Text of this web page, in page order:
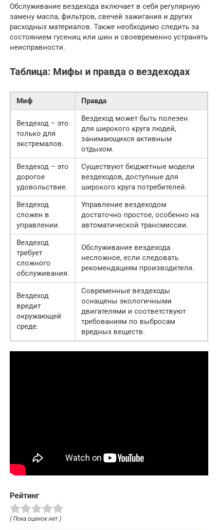
Обслуживание вездехода включает в себя регулярную
замену масла, фильтров, свечей зажигания и других
расходных материалов. Также необходимо следить за
состоянием гусениц или шин и своевременно устранять
неисправности.
Таблица: Мифы и правда о вездеходах
Миф Правда
Вездеход – это
только для
экстремалов.
Вездеход может быть полезен
для широкого круга людей,
занимающихся активным
отдыхом.
Вездеход – это
дорогое
удовольствие.
Существуют бюджетные модели
вездеходов, доступные для
широкого круга потребителей.
Вездеход
сложен в
управлении.
Управление вездеходом
достаточно простое, особенно на
автоматической трансмиссии.
Вездеход
требует
сложного
обслуживания.
Обслуживание вездехода
несложное, если следовать
рекомендациям производителя.
Вездеход
вредит
окружающей
среде.
Современные вездеходы
оснащены экологичными
двигателями и соответствуют
требованиям по выбросам
вредных веществ.
Рейтинг
( Пока оценок нет )